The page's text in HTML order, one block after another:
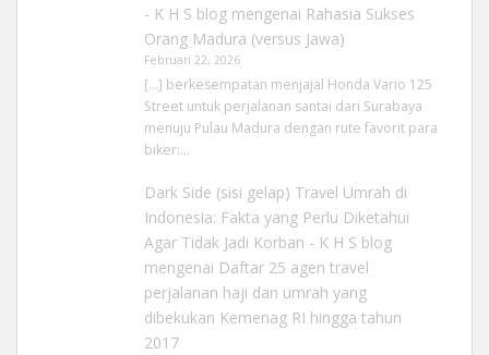
- K H S blogmengenai Rahasia Sukses
Orang Madura (versus Jawa)
Februari 22, 2026
[…] berkesempatan menjajal Honda Vario 125
Street untuk perjalanan santai dari Surabaya
menuju Pulau Madura dengan rute favorit para
biker:…
Dark Side (sisi gelap) Travel Umrah di
Indonesia: Fakta yang Perlu Diketahui
Agar Tidak Jadi Korban - K H S blog
mengenai Daftar 25 agen travel
perjalanan haji dan umrah yang
dibekukan Kemenag RI hingga tahun
2017